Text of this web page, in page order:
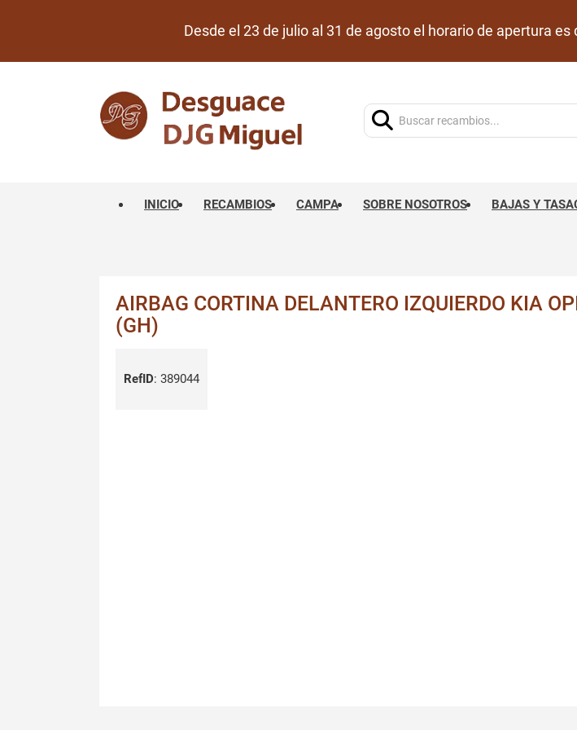
Desde el 23 de julio al 31 de agosto el horario de apertura
INICIO RECAMBIOS CAMPA SOBRE NOSOTROS BAJAS Y
AIRBAG CORTINA DELANTERO IZQUIERDO KIA
(GH)
RefID: 389044